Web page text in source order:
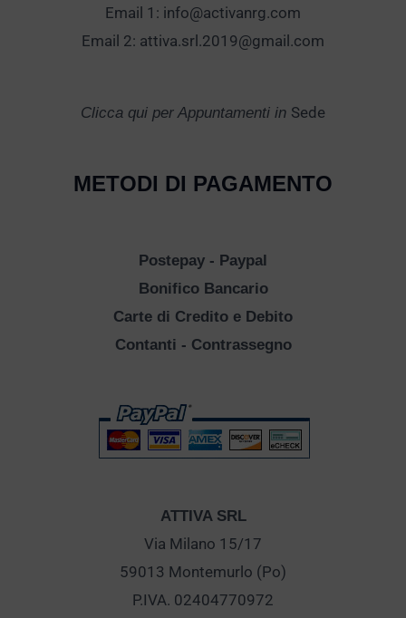
Email 1: info@activanrg.com
Email 2: attiva.srl.2019@gmail.com
Clicca qui per Appuntamenti in Sede
METODI DI PAGAMENTO
Postepay - Paypal
Bonifico Bancario
Carte di Credito e Debito
Contanti - Contrassegno
ATTIVA SRL
Via Milano 15/17
59013 Montemurlo (Po)
P.IVA. 02404770972